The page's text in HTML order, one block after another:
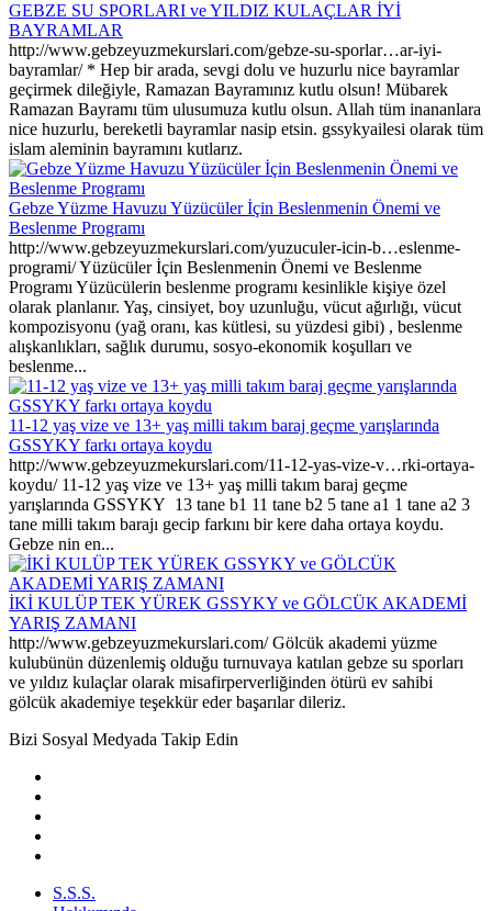
GEBZE SU SPORLARI ve YILDIZ KULAÇLAR İYİ
BAYRAMLAR
http://www.gebzeyuzmekurslari.com/gebze-su-sporlar…ar-iyi-
bayramlar/ * Hep bir arada, sevgi dolu ve huzurlu nice bayramlar
geçirmek dileğiyle, Ramazan Bayramınız kutlu olsun! Mübarek
Ramazan Bayramı tüm ulusumuza kutlu olsun. Allah tüm inananlara
nice huzurlu, bereketli bayramlar nasip etsin. gssykyailesi olarak tüm
islam aleminin bayramını kutlarız.
Gebze Yüzme Havuzu Yüzücüler İçin Beslenmenin Önemi ve
Beslenme Programı
http://www.gebzeyuzmekurslari.com/yuzuculer-icin-b…eslenme-
programi/ Yüzücüler İçin Beslenmenin Önemi ve Beslenme
Programı Yüzücülerin beslenme programı kesinlikle kişiye özel
olarak planlanır. Yaş, cinsiyet, boy uzunluğu, vücut ağırlığı, vücut
kompozisyonu (yağ oranı, kas kütlesi, su yüzdesi gibi) , beslenme
alışkanlıkları, sağlık durumu, sosyo-ekonomik koşulları ve
beslenme...
11-12 yaş vize ve 13+ yaş milli takım baraj geçme yarışlarında
GSSYKY farkı ortaya koydu
http://www.gebzeyuzmekurslari.com/11-12-yas-vize-v…rki-ortaya-
koydu/ 11-12 yaş vize ve 13+ yaş milli takım baraj geçme
yarışlarında GSSYKY 13 tane b1 11 tane b2 5 tane a1 1 tane a2 3
tane milli takım barajı gecip farkını bir kere daha ortaya koydu.
Gebze nin en...
İKİ KULÜP TEK YÜREK GSSYKY ve GÖLCÜK AKADEMİ
YARIŞ ZAMANI
http://www.gebzeyuzmekurslari.com/ Gölcük akademi yüzme
kulubünün düzenlemiş olduğu turnuvaya katılan gebze su sporları
ve yıldız kulaçlar olarak misafirperverliğinden ötürü ev sahibi
gölcük akademiye teşekkür eder başarılar dileriz.
Bizi Sosyal Medyada Takip Edin
S.S.S.